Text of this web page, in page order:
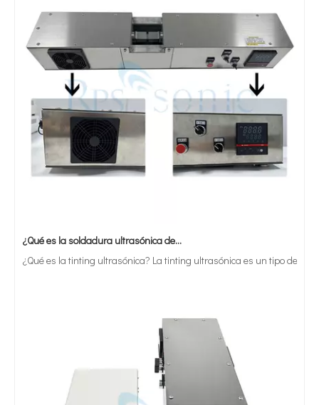
¿Qué es la tinting ultrasónica? La tinting ultrasónica es un tipo de